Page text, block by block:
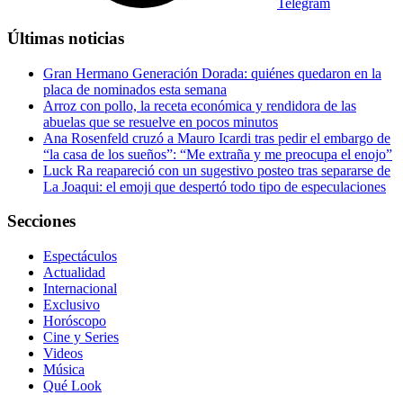
Telegram
Últimas noticias
Gran Hermano Generación Dorada: quiénes quedaron en la
placa de nominados esta semana
Arroz con pollo, la receta económica y rendidora de las
abuelas que se resuelve en pocos minutos
Ana Rosenfeld cruzó a Mauro Icardi tras pedir el embargo de
“la casa de los sueños”: “Me extraña y me preocupa el enojo”
Luck Ra reapareció con un sugestivo posteo tras separarse de
La Joaqui: el emoji que despertó todo tipo de especulaciones
Secciones
Espectáculos
Actualidad
Internacional
Exclusivo
Horóscopo
Cine y Series
Videos
Música
Qué Look